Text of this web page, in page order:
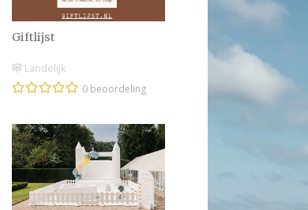
Giftlijst
Landelijk
0 beoordeling